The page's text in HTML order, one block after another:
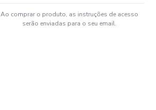
Ao comprar o produto, as instruções de acesso
serão enviadas para o seu email.